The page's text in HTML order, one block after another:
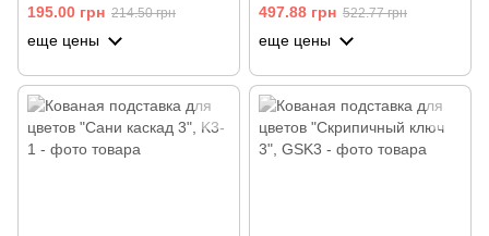
195.00 грн 214.50 грн
еще цены
497.88 грн 522.77 грн
еще цены